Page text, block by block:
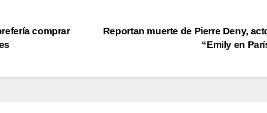
Reportan muerte de Pierre Deny,
“Emily en
comprar